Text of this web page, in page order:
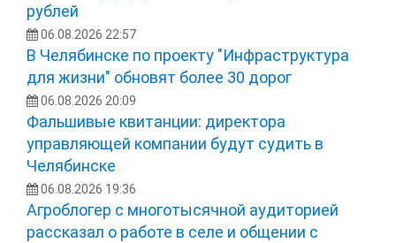
рублей
06.08.2026 22:57
В Челябинске по проекту "Инфраструктура
для жизни" обновят более 30 дорог
06.08.2026 20:09
Фальшивые квитанции: директора
управляющей компании будут судить в
Челябинске
06.08.2026 19:36
Агроблогер с многотысячной аудиторией
рассказал о работе в селе и общении с